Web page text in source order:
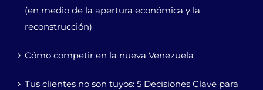
(en medio de la apertura económica y la
reconstrucción)
Cómo competir en la nueva Venezuela
Tus clientes no son tuyos: 5 Decisiones Clave para